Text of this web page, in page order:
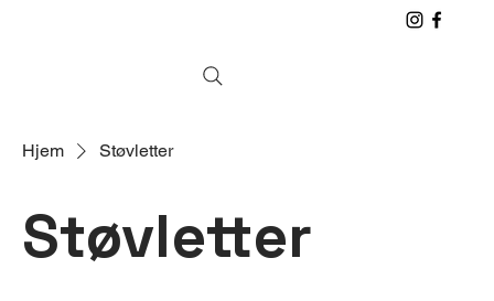
Hjem Støvletter
Støvletter